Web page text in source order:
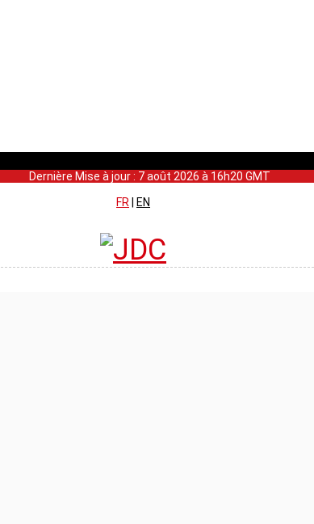
Dernière Mise à jour : 7 août 2026 à 16h20 GMT
FR
EN